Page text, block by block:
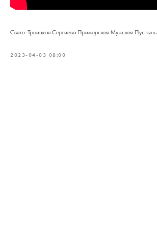
Свято-Троицкая Сергиева Приморская Мужская Пустынь
2023-04-03 08:00